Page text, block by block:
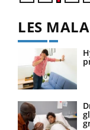
LES